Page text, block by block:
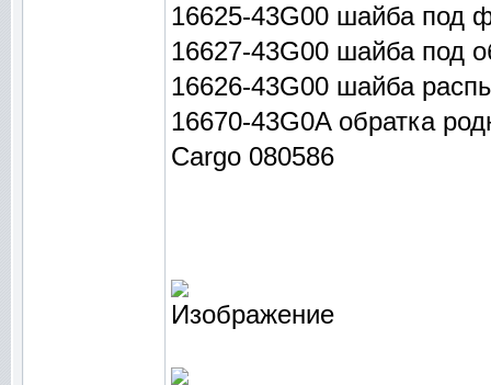
16625-43G00 шайба под
16627-43G00 шайба под
16626-43G00 шайба
16670-43G0A обратка
Cargo 080586